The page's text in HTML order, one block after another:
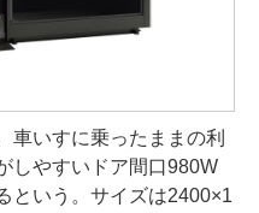
いすに乗ったままの利
しやすいドア間口980W
という。サイズは2400×1